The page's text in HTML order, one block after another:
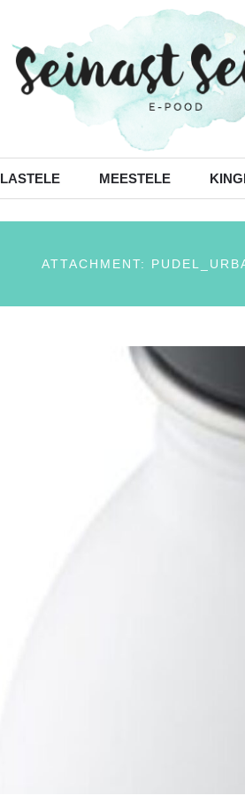
LASTELE MEESTELE
ATTACHMENT: